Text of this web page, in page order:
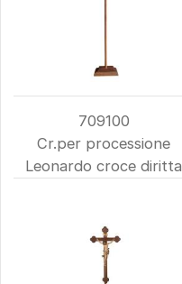
709100
Cr.per processione
Leonardo croce diritta